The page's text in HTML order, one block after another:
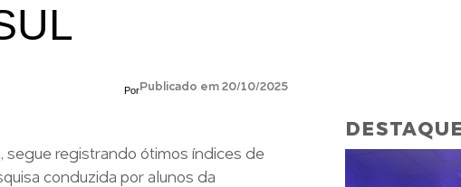
PorPublicado em 20/10/2025
segue registrando ótimos índices de
conduzida por alunos da